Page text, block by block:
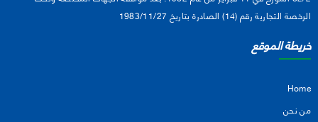
الرخصة التجارية رقم (14) الصادرة بتاريخ 1983/11/27
خريطة الموقع
Home
من نحن